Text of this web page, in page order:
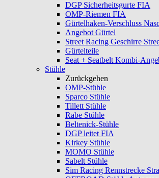
DGP Sicherheitsgurte FIA
OMP-Riemen FIA
Gürtelhaken-Verschluss
Angebot Gürtel
Street Racing Geschirre
Gürtelteile
Seat + Seatbelt Kombi-
Stühle
Zurückgehen
OMP-Stühle
Sparco Stühle
Tillett Stühle
Rabe Stühle
Beltenick-Stühle
DGP leitet FIA
Kirkey Stühle
MOMO Stühle
Sabelt Stühle
Sim Racing Rennstrecke